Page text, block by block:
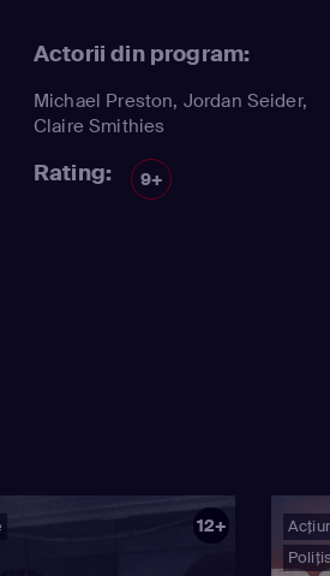
Actorii din program:
Michael Preston, Jordan Seider,
Claire Smithies
Rating: 9+
12+